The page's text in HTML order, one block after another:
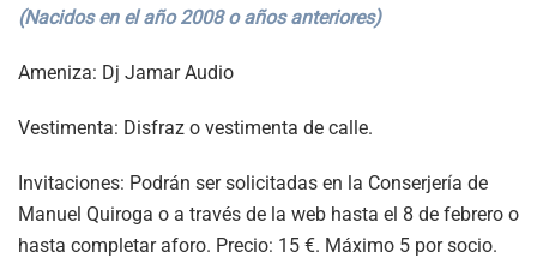
(Nacidos en el año 2008 o años anteriores)
Ameniza: Dj Jamar Audio
Vestimenta: Disfraz o vestimenta de calle.
Invitaciones: Podrán ser solicitadas en la Conserjería de
Manuel Quiroga o a través de la web hasta el 8 de febrero o
hasta completar aforo. Precio: 15 €. Máximo 5 por socio.